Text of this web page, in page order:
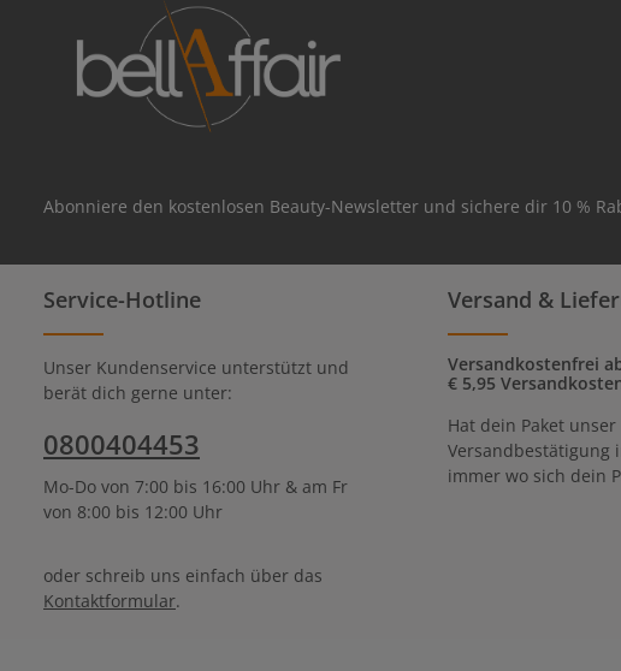
Abonniere den kostenlosen Beauty-Newsletter und sichere dir 10 %
Service-Hotline
Unser Kundenservice unterstützt und
berät dich gerne unter:
0800404453
Mo-Do von 7:00 bis 16:00 Uhr & am Fr
von 8:00 bis 12:00 Uhr
oder schreib uns einfach über das
Kontaktformular.
Versand &
Versandkostenfrei
€ 5,95
Hat dein Paket
Versandbestätigung
immer wo sich dein